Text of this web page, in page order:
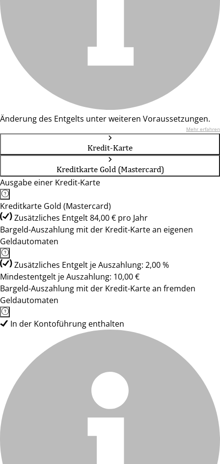
Änderung des Entgelts unter weiteren Voraussetzungen.
Mehr erfahren
Kredit-Karte
Kreditkarte Gold (Mastercard)
Ausgabe einer Kredit-Karte
Kreditkarte Gold (Mastercard)
Zusätzliches Entgelt 84,00 € pro Jahr
Bargeld-Auszahlung mit der Kredit-Karte an eigenen
Geldautomaten
Zusätzliches Entgelt je Auszahlung: 2,00 %
Mindestentgelt je Auszahlung: 10,00 €
Bargeld-Auszahlung mit der Kredit-Karte an fremden
Geldautomaten
In der Kontoführung enthalten